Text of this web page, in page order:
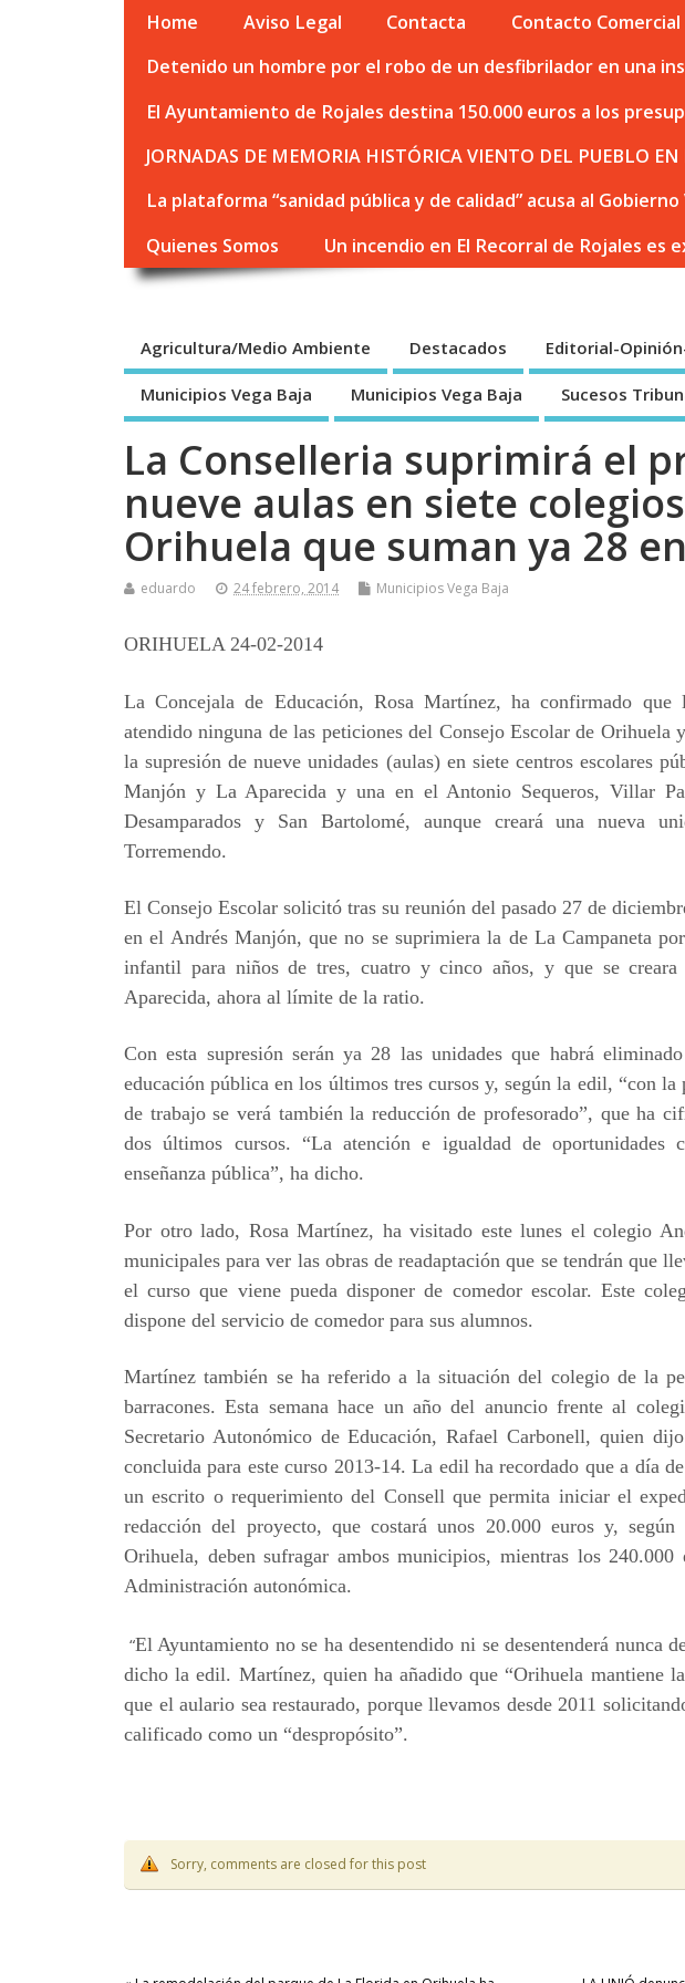
Home Aviso Legal Contacta
Contacto Comercial
Detenido un hombre por el robo de un desfibrilador en una
El Ayuntamiento de Rojales destina 150.000 euros a los
JORNADAS DE MEMORIA HISTÓRICA VIENTO DEL PUEBLO
La plataforma “sanidad pública y de calidad” acusa al
Quienes Somos
Un incendio en El Recorral de Rojales
Agricultura/Medio Ambiente Destacados Editorial-
Municipios Vega Baja Municipios Vega Baja Sucesos
La Conselleria suprimirá el
nueve aulas en siete
Orihuela que suman ya 28
eduardo 24 febrero, 2014 Municipios Vega Baja
ORIHUELA 24-02-2014
La Concejala de Educación, Rosa Martínez, ha confirmado
atendido ninguna de las peticiones del Consejo Escolar de
la supresión de nueve unidades (aulas) en siete centros escolares
Manjón y La Aparecida y una en el Antonio Sequeros, Villar
Desamparados y San Bartolomé, aunque creará una nueva
Torremendo.
El Consejo Escolar solicitó tras su reunión del pasado 27 de
en el Andrés Manjón, que no se suprimiera la de La Campaneta
infantil para niños de tres, cuatro y cinco años, y que se
Aparecida, ahora al límite de la ratio.
Con esta supresión serán ya 28 las unidades que habrá
educación pública en los últimos tres cursos y, según la edil, “con
de trabajo se verá también la reducción de profesorado”, que ha
dos últimos cursos. “La atención e igualdad de oportunidades
enseñanza pública”, ha dicho.
Por otro lado, Rosa Martínez, ha visitado este lunes el colegio
municipales para ver las obras de readaptación que se tendrán que
el curso que viene pueda disponer de comedor escolar. Este
dispone del servicio de comedor para sus alumnos.
Martínez también se ha referido a la situación del colegio de la
barracones. Esta semana hace un año del anuncio frente al
Secretario Autonómico de Educación, Rafael Carbonell, quien
concluida para este curso 2013-14. La edil ha recordado que a día
un escrito o requerimiento del Consell que permita iniciar el
redacción del proyecto, que costará unos 20.000 euros y,
Orihuela, deben sufragar ambos municipios, mientras los
Administración autonómica.
“El Ayuntamiento no se ha desentendido ni se desentenderá nunca
dicho la edil. Martínez, quien ha añadido que “Orihuela mantiene
que el aulario sea restaurado, porque llevamos desde 2011
calificado como un “despropósito”.
Sorry, comments are closed for this post